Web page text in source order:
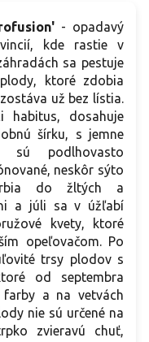
- opadavý
kde rastie v
sa pestuje
ktoré zdobia
už bez lístia.
habitus, dosahuje
šírku, s jemne
sú podlhovasto
neskôr sýto
do žltých a
a júli sa v úžľabí
kvety, ktoré
opeľovačom. Po
trsy plodov s
od septembra
a na vetvách
nie sú určené na
zvieravú chuť,